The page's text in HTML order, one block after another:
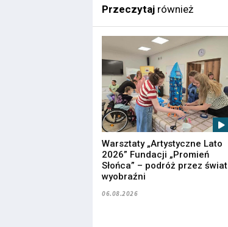
Przeczytaj również
Warsztaty „Artystyczne Lato
2026” Fundacji „Promień
Słońca” – podróż przez świat
wyobraźni
06.08.2026